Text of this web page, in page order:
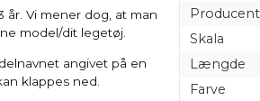
år. Vi mener dog, at man
model/dit legetøj.
angivet på en
klappes ned.
Producent
Skala
Længde
Farve